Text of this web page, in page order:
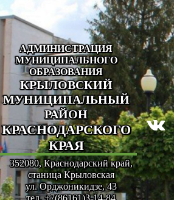
АДМИНИСТРАЦИЯ
МУНИЦИПАЛЬНОГО
ОБРАЗОВАНИЯ
КРЫЛОВСКИЙ
МУНИЦИПАЛЬНЫЙ
РАЙОН
КРАСНОДАРСКОГО
КРАЯ
352080, Краснодарский край,
станица Крыловская
ул. Орджоникидзе, 43
тел. +7(86161)3-14-84